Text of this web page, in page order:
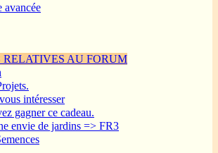
avancée
RELATIVES AU FORUM
intéresser
gagner ce cadeau.
envie de jardins => FR3